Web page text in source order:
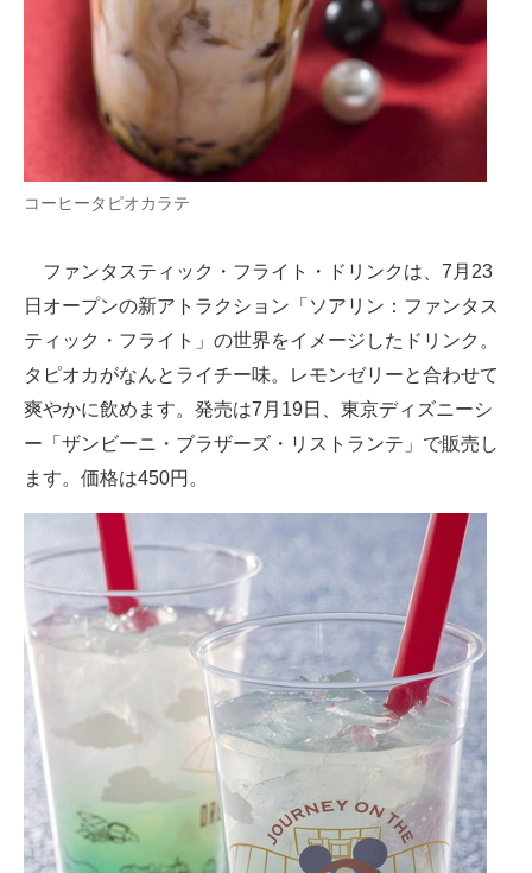
エネルギーの専門メディア
建設×テクノロジーの最前線
ちょっと気になるネットの話題
コーヒータピオカラテ
ファンタスティック・フライト・ドリンクは、7月23
日オープンの新アトラクション「ソアリン：ファンタス
ティック・フライト」の世界をイメージしたドリンク。
タピオカがなんとライチー味。レモンゼリーと合わせて
爽やかに飲めます。発売は7月19日、東京ディズニーシ
ー「ザンビーニ・ブラザーズ・リストランテ」で販売し
ます。価格は450円。